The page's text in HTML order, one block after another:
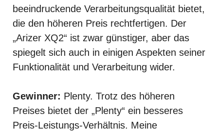
beeindruckende Verarbeitungsqualität bietet,
die den höheren Preis rechtfertigen. Der
„Arizer XQ2“ ist zwar günstiger, aber das
spiegelt sich auch in einigen Aspekten seiner
Funktionalität und Verarbeitung wider.
Gewinner: Plenty. Trotz des höheren
Preises bietet der „Plenty“ ein besseres
Preis-Leistungs-Verhältnis. Meine